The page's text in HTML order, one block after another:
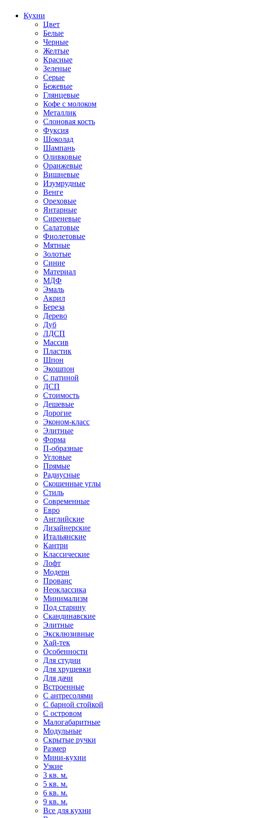
Кухни
Цвет
Белые
Черные
Желтые
Красные
Зеленые
Серые
Бежевые
Глянцевые
Кофе с молоком
Металлик
Слоновая кость
Фуксия
Шоколад
Шампань
Оливковые
Оранжевые
Вишневые
Изумрудные
Венге
Ореховые
Янтарные
Сиреневые
Салатовые
Фиолетовые
Мятные
Золотые
Синие
Материал
МДФ
Эмаль
Акрил
Береза
Дерево
Дуб
ЛДСП
Массив
Пластик
Шпон
Экошпон
С патиной
ДСП
Стоимость
Дешевые
Дорогие
Эконом-класс
Элитные
Форма
П-образные
Угловые
Прямые
Радиусные
Скошенные углы
Стиль
Современные
Евро
Английские
Дизайнерские
Итальянские
Кантри
Классические
Лофт
Модерн
Прованс
Неоклассика
Минимализм
Под старину
Скандинавские
Элитные
Эксклюзивные
Хай-тек
Особенности
Для студии
Для хрущевки
Для дачи
Встроенные
С антресолями
С барной стойкой
С островом
Малогабаритные
Модульные
Скрытые ручки
Размер
Мини-кухни
Узкие
3 кв. м.
5 кв. м.
6 кв. м.
9 кв. м.
Все для кухни